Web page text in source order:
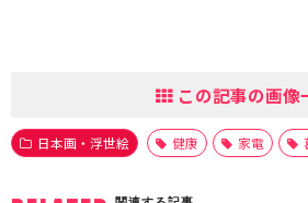
この記事の画像
日本画・浮世絵 健康 家電